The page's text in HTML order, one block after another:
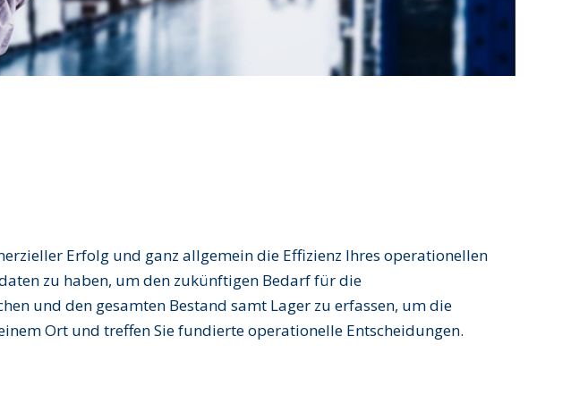
Erfolg und ganz allgemein die Effizienz Ihres operationellen
zu haben, um den zukünftigen Bedarf für die
und den gesamten Bestand samt Lager zu erfassen, um die
Ort und treffen Sie fundierte operationelle Entscheidungen.